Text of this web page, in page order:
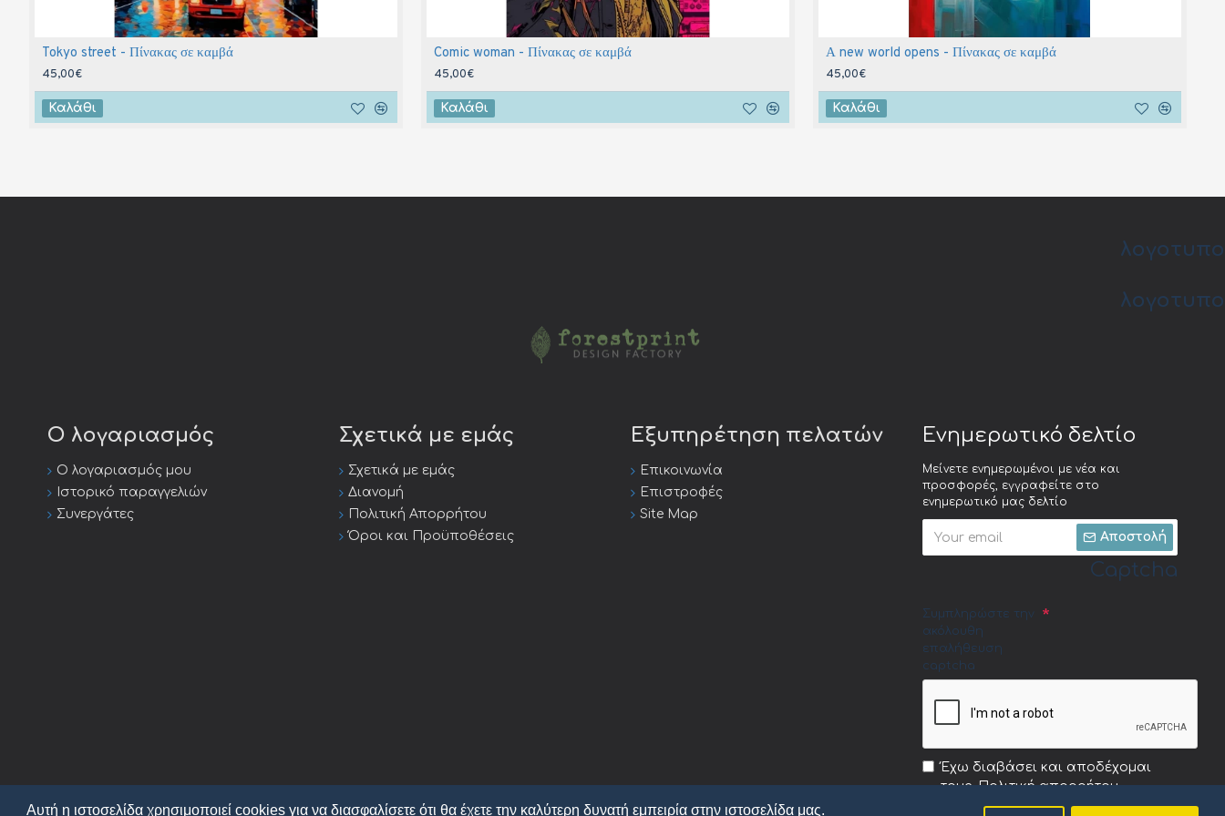
Αυτή η ιστοσελίδα χρησιμοποιεί cookies για να διασφαλίσετε ότι θα έχετε την καλύτερη δυνατή εμπειρία στην ιστοσελίδα μας.
Tokyo street - Πίνακας σε καμβά
45,00€
Καλάθι
Comic woman - Πίνακας σε καμβά
45,00€
Καλάθι
Α new world opens - Πίνακας σε καμβά
45,00€
Καλάθι
λογοτυπο
λογοτυπο
Ο λογαριασμός
Ο λογαριασμός μου
Ιστορικό παραγγελιών
Συνεργάτες
Σχετικά με εμάς
Σχετικά με εμάς
Διανομή
Πολιτική Απορρήτου
Όροι και Προϋποθέσεις
Εξυπηρέτηση πελατών
Επικοινωνία
Επιστροφές
Site Map
Ενημερωτικό δελτίο
Μείνετε ενημερωμένοι με νέα και
προσφορές, εγγραφείτε στο
ενημερωτικό μας δελτίο
Αποστολή
Captcha
Συμπληρώστε την
ακόλουθη
επαλήθευση
captcha
Έχω διαβάσει και αποδέχομαι
τους Πολιτική απορρήτου